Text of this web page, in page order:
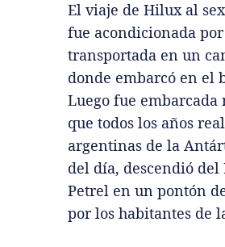
El viaje de Hilux al
fue acondicionada
transportada en un
donde embarcó en el
Luego fue
que todos los años
argentinas de la
del día, descendió
Petrel en un pontón
por los habitantes de